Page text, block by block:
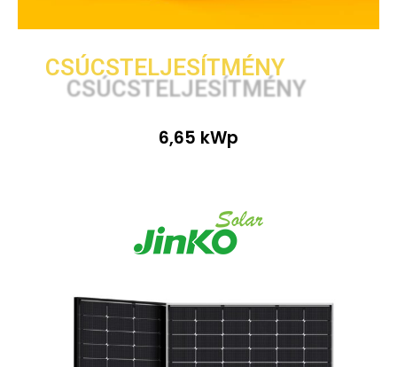
CSÚCSTELJESÍTMÉNY
6,65 kWp